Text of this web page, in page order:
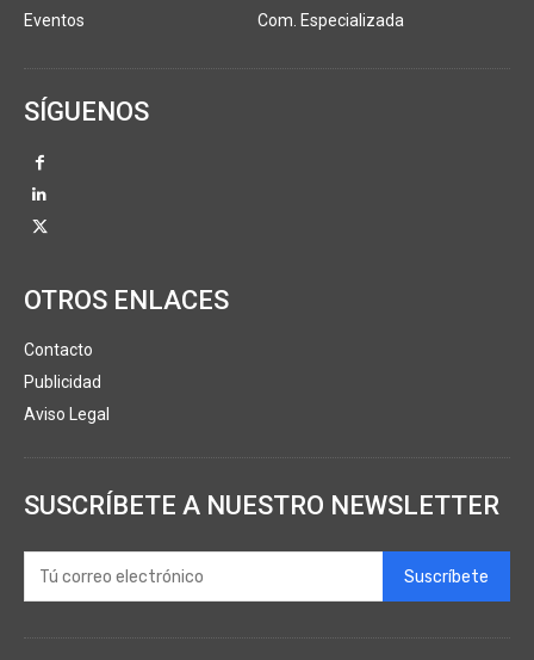
Eventos
Com. Especializada
SÍGUENOS
OTROS ENLACES
Contacto
Publicidad
Aviso Legal
SUSCRÍBETE A NUESTRO NEWSLETTER
Suscríbete